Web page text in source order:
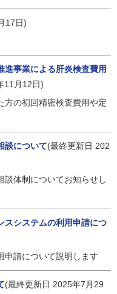
17日)
進事業による肝炎検査費用
11月12日)
方の初回精密検査費用や定
談について(最終更新日 202
談体制についてお知らせし
スシステムの利用申請につ
申請について説明します
(最終更新日 2025年7月29